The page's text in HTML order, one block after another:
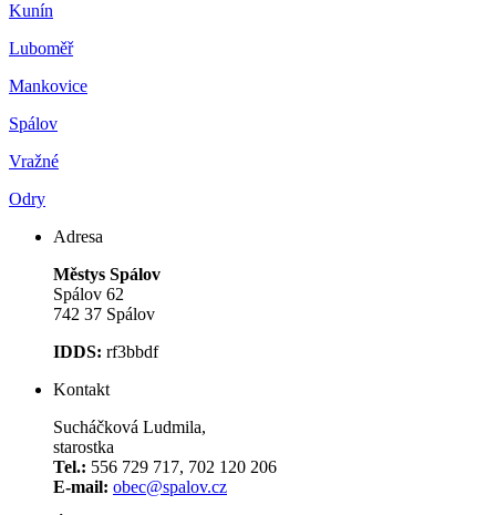
Kunín
Luboměř
Mankovice
Spálov
Vražné
Odry
Adresa
Městys Spálov
Spálov 62
742 37 Spálov
IDDS: rf3bbdf
Kontakt
Sucháčková Ludmila,
starostka
Tel.: 556 729 717, 702 120 206
E-mail: obec@spalov.cz